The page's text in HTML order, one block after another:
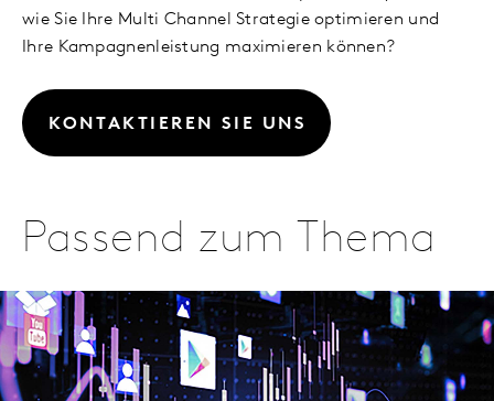
wie Sie Ihre Multi Channel Strategie optimieren und
Ihre Kampagnenleistung maximieren können?
KONTAKTIEREN SIE UNS
Passend zum Thema